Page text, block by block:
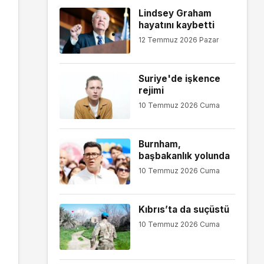
Lindsey Graham
hayatını kaybetti
12 Temmuz 2026 Pazar
Suriye'de işkence
rejimi
10 Temmuz 2026 Cuma
Burnham,
başbakanlık yolunda
10 Temmuz 2026 Cuma
Kıbrıs’ta da suçüstü
10 Temmuz 2026 Cuma